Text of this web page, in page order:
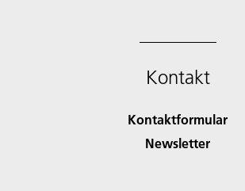
Kontakt
Kontaktformular
Newsletter